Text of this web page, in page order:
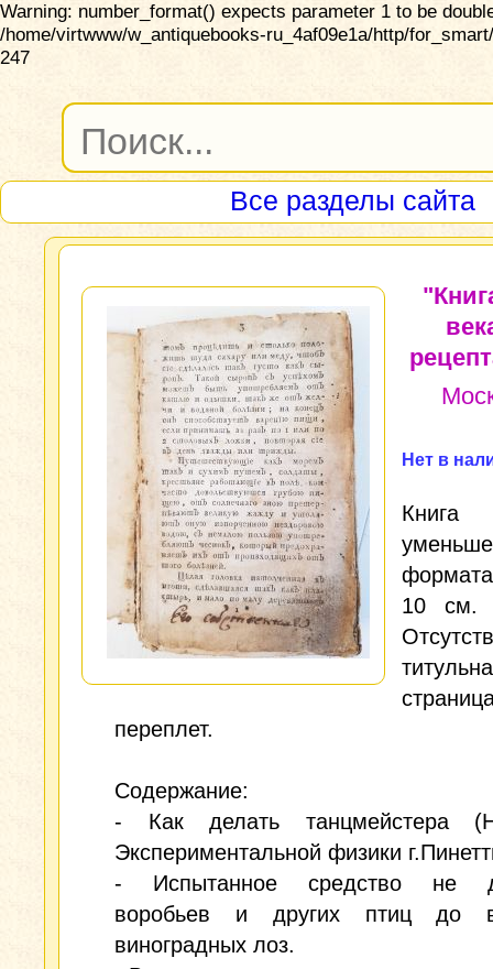
Warning: number_format() expects parameter 1 to be
/home/virtwww/w_antiquebooks-ru_4af09e1a/http/
247
Все разделы сайта
Нет в
Книга
10 см.
переплет.
Содержание:
- Как делать танцмейстера
Экспериментальной физики
- Испытанное средство не
воробьев и других птиц до
виноградных лоз.